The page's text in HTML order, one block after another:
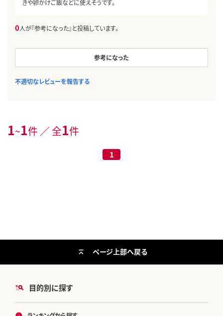
きや卵かけご飯などに使えそうです。
0人が『参考になった』と投稿しています。
参考になった
不適切なレビューを報告する
1~1件 ／ 全1件
1
目的別に探す
ページ上部へ戻る